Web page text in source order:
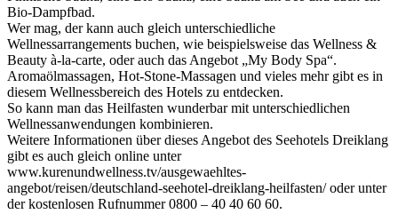
Bio-Dampfbad.
Wer mag, der kann auch gleich unterschiedliche
Wellnessarrangements buchen, wie beispielsweise das Wellness &
Beauty à-la-carte, oder auch das Angebot „My Body Spa“.
Aromaölmassagen, Hot-Stone-Massagen und vieles mehr gibt es in
diesem Wellnessbereich des Hotels zu entdecken.
So kann man das Heilfasten wunderbar mit unterschiedlichen
Wellnessanwendungen kombinieren.
Weitere Informationen über dieses Angebot des Seehotels Dreiklang
gibt es auch gleich online unter
www.kurenundwellness.tv/ausgewaehltes-
angebot/reisen/deutschland-seehotel-dreiklang-heilfasten/ oder unter
der kostenlosen Rufnummer 0800 – 40 40 60 60.